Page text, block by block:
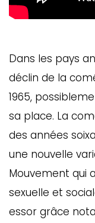
Dans les pays
déclin de la
1965,
sa place. La
des années
une nouvelle
Mouvement qui
sexuelle et
essor grâce